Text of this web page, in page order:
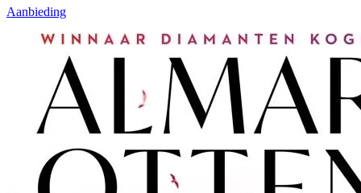
Aanbieding